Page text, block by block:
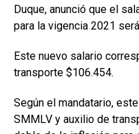
Duque, anunció que el
para la vigencia 2021
Este nuevo salario
transporte $106.454.
Según el mandatario,
SMMLV y auxilio de